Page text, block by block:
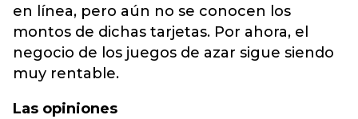
en línea, pero aún no se conocen los
montos de dichas tarjetas. Por ahora, el
negocio de los juegos de azar sigue siendo
muy rentable.
Las opiniones